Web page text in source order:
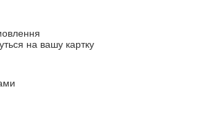
на вашу картку